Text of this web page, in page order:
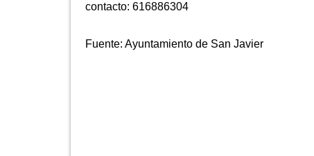
contacto: 616886304
Fuente: Ayuntamiento de San Javier